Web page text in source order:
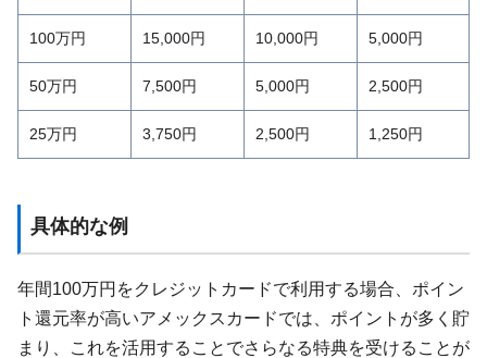
100万円 15,000円 10,000円 5,000円
50万円 7,500円 5,000円 2,500円
25万円 3,750円 2,500円 1,250円
具体的な例
年間100万円をクレジットカードで利用する場合、ポイン
ト還元率が高いアメックスカードでは、ポイントが多く貯
まり、これを活用することでさらなる特典を受けることが